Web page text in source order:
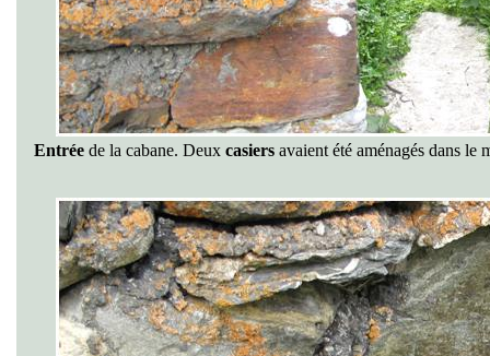
Entrée de la cabane. Deux casiers avaient été aménagés dans le